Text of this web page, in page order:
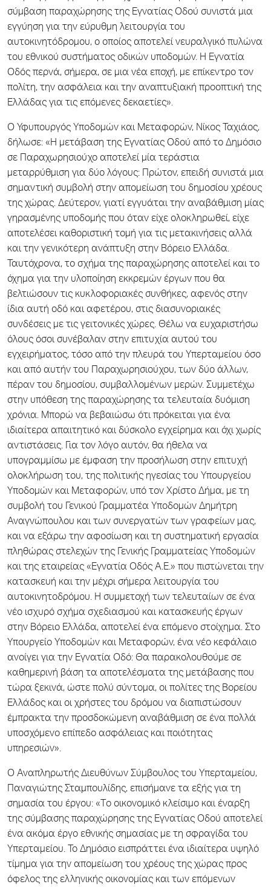
σύμβαση παραχώρησης της Εγνατίας Οδού συνιστά μια
εγγύηση για την εύρυθμη λειτουργία του
αυτοκινητόδρομου, ο οποίος αποτελεί νευραλγικό πυλώνα
του εθνικού συστήματος οδικών υποδομών. Η Εγνατία
Οδός περνά, σήμερα, σε μια νέα εποχή, με επίκεντρο τον
πολίτη, την ασφάλεια και την αναπτυξιακή προοπτική της
Ελλάδας για τις επόμενες δεκαετίες».
Ο Υφυπουργός Υποδομών και Μεταφορών, Νίκος Ταχιάος,
δήλωσε: «Η μετάβαση της Εγνατίας Οδού από το Δημόσιο
σε Παραχωρησιούχο αποτελεί μία τεράστια
μεταρρύθμιση για δύο λόγους: Πρώτον, επειδή συνιστά μια
σημαντική συμβολή στην απομείωση του δημοσίου χρέους
της χώρας. Δεύτερον, γιατί εγγυάται την αναβάθμιση μίας
γηρασμένης υποδομής που όταν είχε ολοκληρωθεί, είχε
αποτελέσει καθοριστική τομή για τις μετακινήσεις αλλά
και την γενικότερη ανάπτυξη στην Βόρειο Ελλάδα.
Ταυτόχρονα, το σχήμα της παραχώρησης αποτελεί και το
όχημα για την υλοποίηση εκκρεμών έργων που θα
βελτιώσουν τις κυκλοφοριακές συνθήκες, αφενός στην
ίδια αυτή οδό και αφετέρου, στις διασυνοριακές
συνδέσεις με τις γειτονικές χώρες. Θέλω να ευχαριστήσω
όλους όσοι συνέβαλαν στην επιτυχία αυτού του
εγχειρήματος, τόσο από την πλευρά του Υπερταμείου όσο
και από αυτήν του Παραχωρησιούχου, των δύο άλλων,
πέραν του δημοσίου, συμβαλλομένων μερών. Συμμετέχω
στην υπόθεση της παραχώρησης τα τελευταία δυόμιση
χρόνια. Μπορώ να βεβαιώσω ότι πρόκειται για ένα
ιδιαίτερα απαιτητικό και δύσκολο εγχείρημα και όχι χωρίς
αντιστάσεις. Για τον λόγο αυτόν, θα ήθελα να
υπογραμμίσω με έμφαση την προσήλωση στην επιτυχή
ολοκλήρωση του, της πολιτικής ηγεσίας του Υπουργείου
Υποδομών και Μεταφορών, υπό τον Χρίστο Δήμα, με τη
συμβολή του Γενικού Γραμματέα Υποδομών Δημήτρη
Αναγνώπουλου και των συνεργατών των γραφείων μας,
και να εξάρω την αφοσίωση και τη συστηματική εργασία
πληθώρας στελεχών της Γενικής Γραμματείας Υποδομών
και της εταιρείας «Εγνατία Οδός Α.Ε.» που πιστώνεται την
κατασκευή και την μέχρι σήμερα λειτουργία του
αυτοκινητοδρόμου. Η συμμετοχή των τελευταίων σε ένα
νέο ισχυρό σχήμα σχεδιασμού και κατασκευής έργων
στην Βόρειο Ελλάδα, αποτελεί ένα επόμενο στοίχημα. Στο
Υπουργείο Υποδομών και Μεταφορών, ένα νέο κεφάλαιο
ανοίγει για την Εγνατία Οδό: Θα παρακολουθούμε σε
καθημερινή βάση τα αποτελέσματα της μετάβασης που
τώρα ξεκινά, ώστε πολύ σύντομα, οι πολίτες της Βορείου
Ελλάδος και οι χρήστες του δρόμου να διαπιστώσουν
έμπρακτα την προσδοκώμενη αναβάθμιση σε ένα πολλά
υποσχόμενο επίπεδο ασφάλειας και ποιότητας
υπηρεσιών».
Ο Αναπληρωτής Διευθύνων Σύμβουλος του Υπερταμείου,
Παναγιώτης Σταμπουλίδης, επισήμανε τα εξής για τη
σημασία του έργου: «Tο οικονομικό κλείσιμο και έναρξη
της σύμβασης παραχώρησης της Εγνατίας Οδού αποτελεί
ένα ακόμα έργο εθνικής σημασίας με τη σφραγίδα του
Υπερταμείου. Το Δημόσιο εισπράττει ένα ιδιαίτερα υψηλό
τίμημα για την απομείωση του χρέους της χώρας προς
όφελος της ελληνικής οικονομίας και των επόμενων